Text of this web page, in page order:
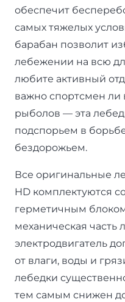
обеспечит
самых тяжелых
барабан позволит
лебежении на всю
любите активный
важно спортсмен ли
рыболов — эта
подспорьем в
бездорожьем.
Все оригинальные
HD комплектуются
герметичным
механическая часть
электродвигатель
от влаги, воды и
лебедки
тем самым снижен